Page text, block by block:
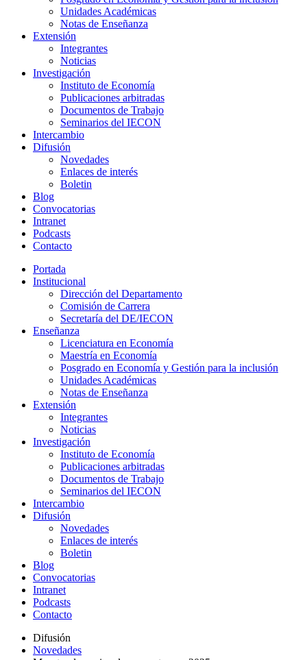
Unidades Académicas
Notas de Enseñanza
Extensión
Integrantes
Noticias
Investigación
Instituto de Economía
Publicaciones arbitradas
Documentos de Trabajo
Seminarios del IECON
Intercambio
Difusión
Novedades
Enlaces de interés
Boletin
Blog
Convocatorias
Intranet
Podcasts
Contacto
Portada
Institucional
Dirección del Departamento
Comisión de Carrera
Secretaría del DE/IECON
Enseñanza
Licenciatura en Economía
Maestría en Economía
Posgrado en Economía y Gestión para la inclusión
Unidades Académicas
Notas de Enseñanza
Extensión
Integrantes
Noticias
Investigación
Instituto de Economía
Publicaciones arbitradas
Documentos de Trabajo
Seminarios del IECON
Intercambio
Difusión
Novedades
Enlaces de interés
Boletin
Blog
Convocatorias
Intranet
Podcasts
Contacto
Difusión
Novedades